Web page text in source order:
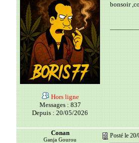
Hors ligne
Messages : 837
Depuis : 20/05/2026
bonsoir
Conan
Ganja Gourou
Posté le